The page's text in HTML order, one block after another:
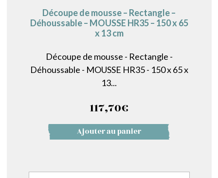
Découpe de mousse – Rectangle –
Déhoussable – MOUSSE HR35 – 150 x 65
x 13 cm
Découpe de mousse - Rectangle -
Déhoussable - MOUSSE HR35 - 150 x 65 x
13...
117,70€
Ajouter au panier